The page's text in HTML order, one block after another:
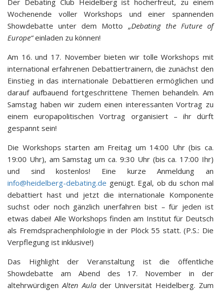
Wochenende voller Workshops und einer spannenden
Showdebatte unter dem Motto „Debating the Future of
Europe“einladen zu können!
Am 16. und 17. November bieten wir tolle Workshops mit
international erfahrenen Debattiertrainern, die zunächst den
Einstieg in das internationale Debattieren ermöglichen und
darauf aufbauend fortgeschrittene Themen behandeln. Am
Samstag haben wir zudem einen interessanten Vortrag zu
einem europapolitischen Vortrag organisiert – ihr dürft
gespannt sein!
Die Workshops starten am Freitag um 14:00 Uhr (bis ca.
19:00 Uhr), am Samstag um ca. 9:30 Uhr (bis ca. 17:00 Ihr)
und sind kostenlos! Eine kurze Anmeldung an
info@heidelberg-debating.de genügt. Egal, ob du schon mal
debattiert hast und jetzt die internationale Komponente
suchst oder noch gänzlich unerfahren bist – für jeden ist
etwas dabei! Alle Workshops finden am Institut für Deutsch
als Fremdsprachenphilologie in der Plöck 55 statt. (P.S.: Die
Verpflegung ist inklusive!)
Das Highlight der Veranstaltung ist die öffentliche
Showdebatte am Abend des 17. November in der
altehrwürdigen Alten Aulader Universität Heidelberg. Zum